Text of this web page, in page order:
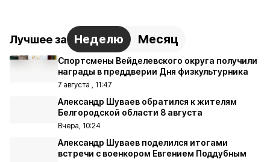
Лучшее за Неделю Месяц
Спортсмены Вейделевского округа получили
награды в преддверии Дня физкультурника
7 августа , 11:47
Александр Шуваев обратился к жителям
Белгородской области 8 августа
Вчера, 10:24
Александр Шуваев поделился итогами
встречи с военкором Евгением Поддубным